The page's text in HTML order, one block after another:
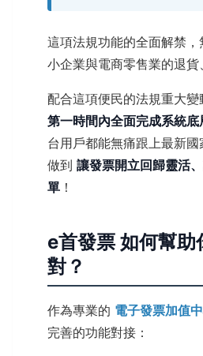
這項法規功能的全面解禁，
小企業與電商零售業的退貨
配合這項便民的法規重大變
第一時間內全面完成系統底
台用戶都能無痛跟上最新
做到 讓發票開立回歸靈活
單 ！
e首發票 如何幫助
對？
作為專業的 電子發票加值
完善的功能對接：